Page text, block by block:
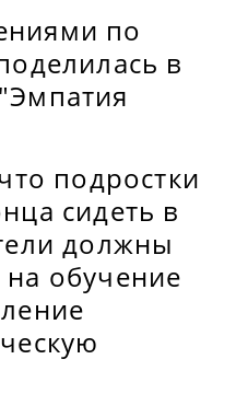
по
в
подростки
сидеть в
должны
обучение